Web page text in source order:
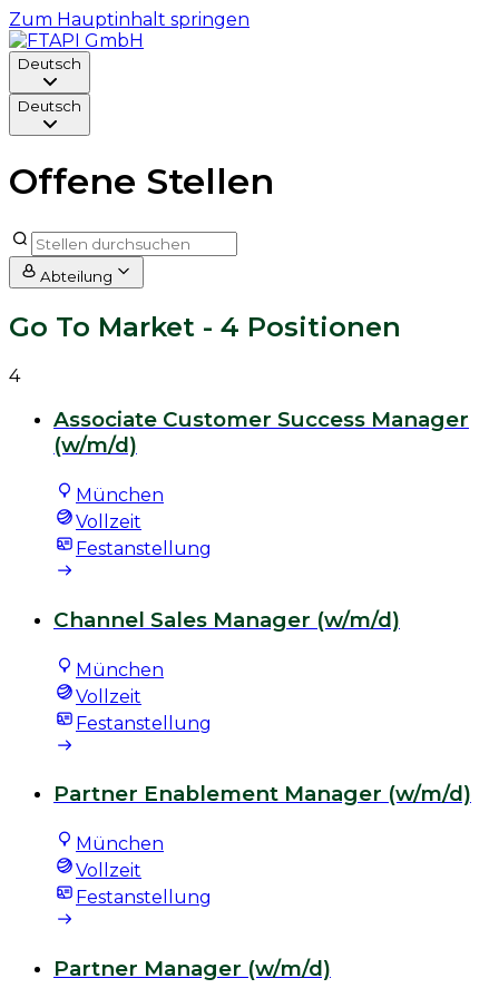
Zum Hauptinhalt springen
Deutsch
Deutsch
Offene Stellen
Abteilung
Go To Market - 4 Positionen
4
Associate Customer Success Manager
(w/m/d)
München
Vollzeit
Festanstellung
Channel Sales Manager (w/m/d)
München
Vollzeit
Festanstellung
Partner Enablement Manager (w/m/d)
München
Vollzeit
Festanstellung
Partner Manager (w/m/d)